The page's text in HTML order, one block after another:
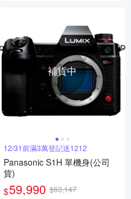
補貨中
12/31前滿3萬登記送1212
Panasonic S1H 單機身(公司
貨)
$59,990 $63,147